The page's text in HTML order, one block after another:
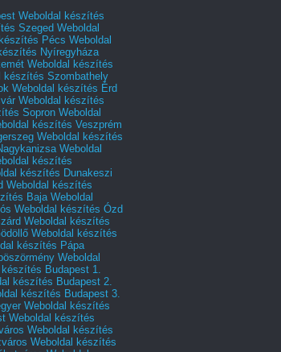
Weboldal készítés
Szeged Weboldal
Pécs Weboldal
Nyíregyháza
Weboldal készítés
készítés Szombathely
Weboldal készítés Érd
Weboldal készítés
Sopron Weboldal
készítés Veszprém
Weboldal készítés
Weboldal
készítés
készítés Dunakeszi
Weboldal készítés
Baja Weboldal
Weboldal készítés Ózd
Weboldal készítés
Weboldal készítés
készítés Pápa
Weboldal
Budapest 1.
készítés Budapest 2.
készítés Budapest 3.
Weboldal készítés
Weboldal készítés
Weboldal készítés
Weboldal készítés